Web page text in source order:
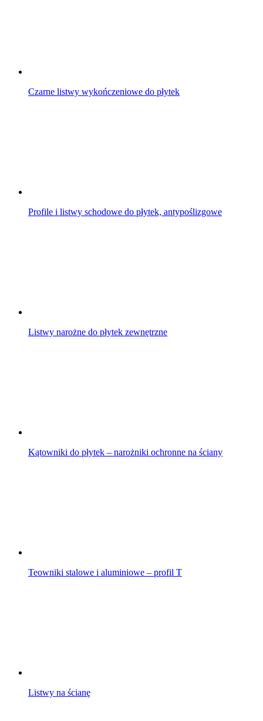
Czarne listwy wykończeniowe do płytek
Profile i listwy schodowe do płytek, antypoślizgowe
Listwy narożne do płytek zewnętrzne
Kątowniki do płytek – narożniki ochronne na ściany
Teowniki stalowe i aluminiowe – profil T
Listwy na ścianę